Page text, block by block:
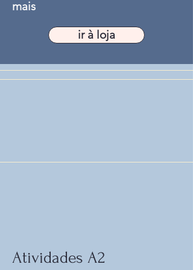
mais
ir à loja
Atividades A2